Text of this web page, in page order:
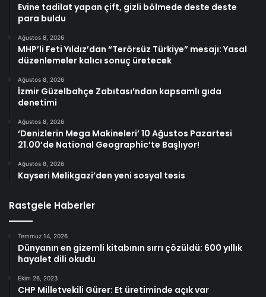
Evine tadilat yapan çift, gizli bölmede deste deste
para buldu
Ağustos 8, 2026
MHP’li Feti Yıldız’dan “Terörsüz Türkiye” mesajı: Yasal
düzenlemeler kalıcı sonuç üretecek
Ağustos 8, 2026
İzmir Güzelbahçe Zabıtası’ndan kapsamlı gıda
denetimi
Ağustos 8, 2026
‘Denizlerin Mega Makineleri’ 10 Ağustos Pazartesi
21.00’de National Geographic’te Başlıyor!
Ağustos 8, 2026
Kayseri Melikgazi’den yeni sosyal tesis
Rastgele Haberler
Temmuz 14, 2026
Dünyanın en gizemli kitabının sırrı çözüldü: 600 yıllık
hayalet dili okudu
Ekim 26, 2023
CHP Milletvekili Gürer: Et üretiminde açık var